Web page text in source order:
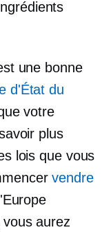
une bonne
d'État du
votre
plus
lois que vous
vendre
aurez